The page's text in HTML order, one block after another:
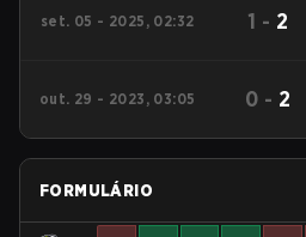
set. 05 - 2025, 02:32 1 - 2
out. 29 - 2023, 03:05 0 - 2
FORMULÁRIO